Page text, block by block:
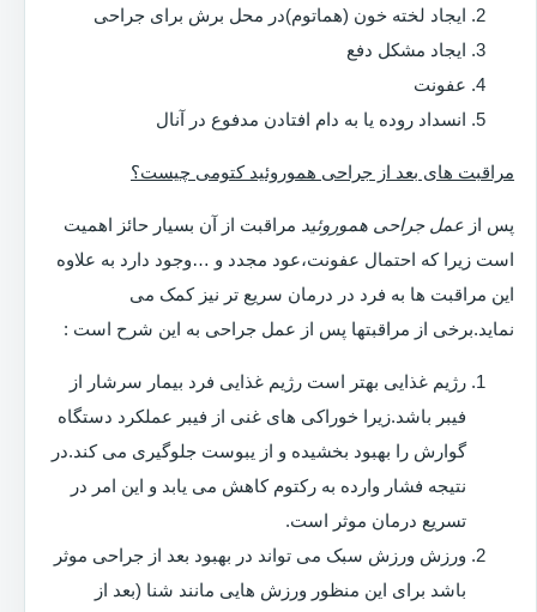
ایجاد لخته خون (هماتوم)در محل برش برای جراحی
ایجاد مشکل دفع
عفونت
انسداد روده یا به دام افتادن مدفوع در آنال
مراقبت های بعد از جراحی هموروئید کتومی چیست؟
پس از عمل جراحی هموروئید مراقبت از آن بسیار حائز اهمیت
است زیرا که احتمال عفونت،عود مجدد و …وجود دارد به علاوه
این مراقبت ها به فرد در درمان سریع تر نیز کمک می
نماید.برخی از مراقبتها پس از عمل جراحی به این شرح است :
رژیم غذایی بهتر است رژیم غذایی فرد بیمار سرشار از
فیبر باشد.زیرا خوراکی های غنی از فیبر عملکرد دستگاه
گوارش را بهبود بخشیده و از یبوست جلوگیری می کند.در
نتیجه فشار وارده به رکتوم کاهش می یابد و این امر در
تسریع درمان موثر است.
ورزش ورزش سبک می تواند در بهبود بعد از جراحی موثر
باشد برای این منظور ورزش هایی مانند شنا (بعد از